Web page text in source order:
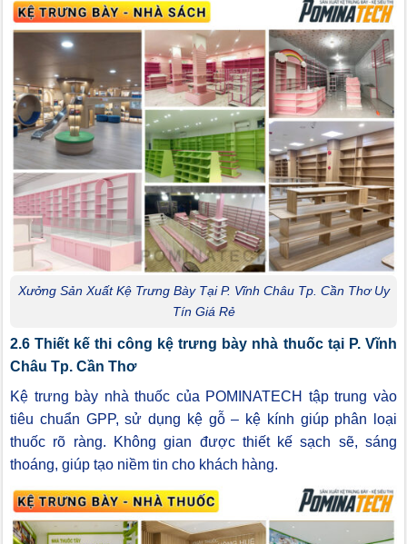
Xưởng Sản Xuất Kệ Trưng Bày Tại P. Vĩnh Châu Tp. Cần Thơ Uy
Tín Giá Rẻ
2.6 Thiết kế thi công kệ trưng bày nhà thuốc tại P. Vĩnh
Châu Tp. Cần Thơ
Kệ trưng bày nhà thuốc của POMINATECH tập trung vào
tiêu chuẩn GPP, sử dụng kệ gỗ – kệ kính giúp phân loại
thuốc rõ ràng. Không gian được thiết kế sạch sẽ, sáng
thoáng, giúp tạo niềm tin cho khách hàng.